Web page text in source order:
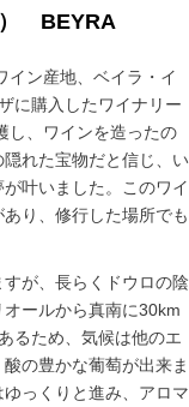
BEYRA
イン産地、ベイラ・イ
に購入したワイナリー
し、ワインを造ったの
れた宝物だと信じ、い
叶いました。このワイ
り、修行した場所でも
が、長らくドウロの陰
ールから真南に30km
るため、気候は他のエ
の豊かな葡萄が出来ま
っくりと進み、アロマ